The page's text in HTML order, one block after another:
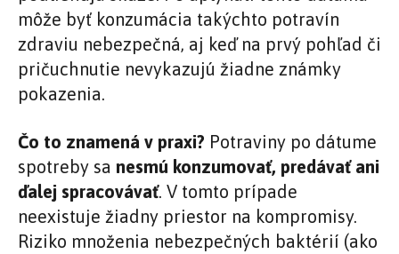
môže byť konzumácia takýchto potravín
zdraviu nebezpečná, aj keď na prvý pohľad či
pričuchnutie nevykazujú žiadne známky
pokazenia.
Čo to znamená v praxi? Potraviny po dátume
spotreby sa nesmú konzumovať, predávať ani
ďalej spracovávať. V tomto prípade
neexistuje žiadny priestor na kompromisy.
Riziko množenia nebezpečných baktérií (ako